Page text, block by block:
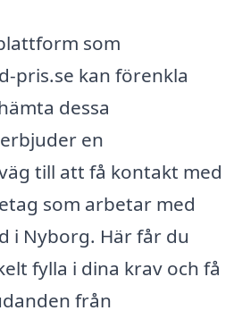
som
pris.se kan förenkla
dessa
en
till att få kontakt med
som arbetar med
i Nyborg. Här får du
fylla i dina krav och få
från